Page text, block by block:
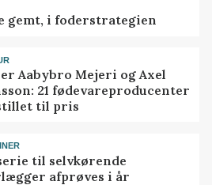
gemt, i foderstrategien
Aabybro Mejeri og Axel
21 fødevareproducenter
til pris
til selvkørende
afprøves i år